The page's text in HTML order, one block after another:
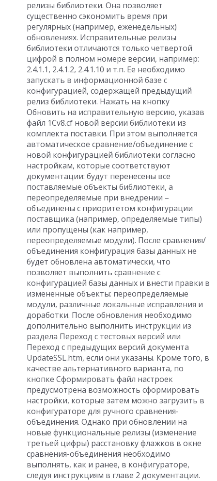
релизы библиотеки. Она позволяет
существенно сэкономить время при
регулярных (например, еженедельных)
обновлениях. Исправительные релизы
библиотеки отличаются только четвертой
цифрой в полном номере версии, например:
2.4.1.1, 2.4.1.2, 2.4.1.10 и т.п. Ее необходимо
запускать в информационной базе с
конфигурацией, содержащей предыдущий
релиз библиотеки. Нажать на кнопку
Обновить на исправительную версию, указав
файл 1Cv8.cf новой версии библиотеки из
комплекта поставки. При этом выполняется
автоматическое сравнение/объединение с
новой конфигурацией библиотеки согласно
настройкам, которые соответствуют
документации: будут перенесены все
поставляемые объекты библиотеки, а
переопределяемые при внедрении –
объединены с приоритетом конфигурации
поставщика (например, определяемые типы)
или пропущены (как например,
переопределяемые модули). После сравнения/
объединения конфигурация базы данных не
будет обновлена автоматически, что
позволяет выполнить сравнение с
конфигурацией базы данных и внести правки в
измененные объекты: переопределяемые
модули, различные локальные исправления и
доработки. После обновления необходимо
дополнительно выполнить инструкции из
раздела Переход с тестовых версий или
Переход с предыдущих версий документа
UpdateSSL.htm, если они указаны. Кроме того, в
качестве альтернативного варианта, по
кнопке Сформировать файл настроек
предусмотрена возможность сформировать
настройки, которые затем можно загрузить в
конфигураторе для ручного сравнения-
объединения. Однако при обновлении на
новые функциональные релизы (изменение
третьей цифры) расстановку флажков в окне
сравнения-объединения необходимо
выполнять, как и ранее, в конфигураторе,
следуя инструкциям в главе 2 документации.